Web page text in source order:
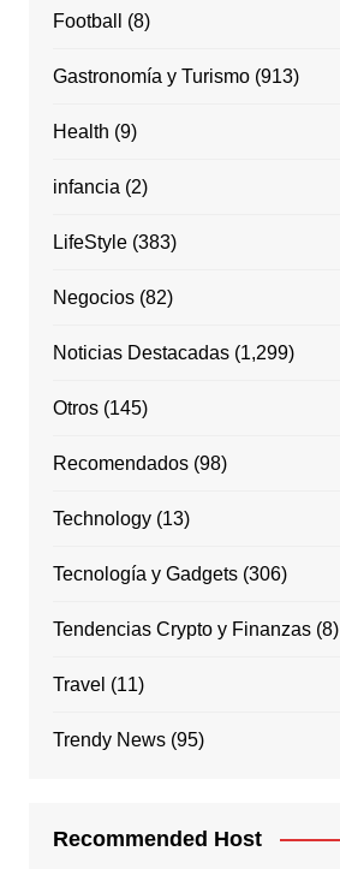
Football (8)
Gastronomía y Turismo(913)
Health (9)
infancia (2)
LifeStyle(383)
Negocios(82)
Noticias Destacadas(1,299)
Otros(145)
Recomendados(98)
Technology(13)
Tecnología y Gadgets(306)
Tendencias Crypto y Finanzas(8)
Travel (11)
Trendy News(95)
Recommended Host